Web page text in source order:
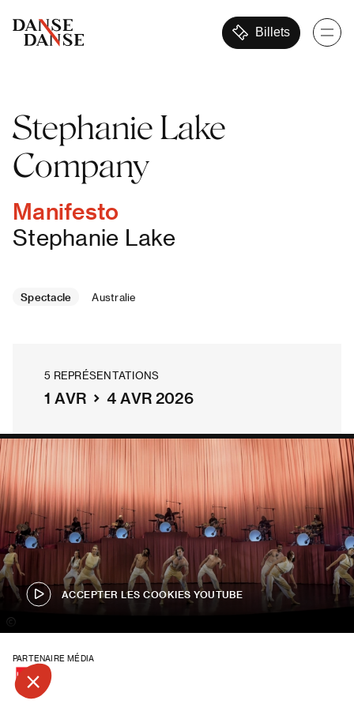
Billets
Stephanie Lake
Company
Manifesto
Stephanie Lake
Spectacle Australie
5 REPRÉSENTATIONS
1 AVR 4 AVR 2026
ACCEPTER LES COOKIES YOUTUBE
PARTENAIRE MÉDIA